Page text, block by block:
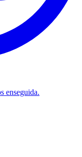
enseguida.